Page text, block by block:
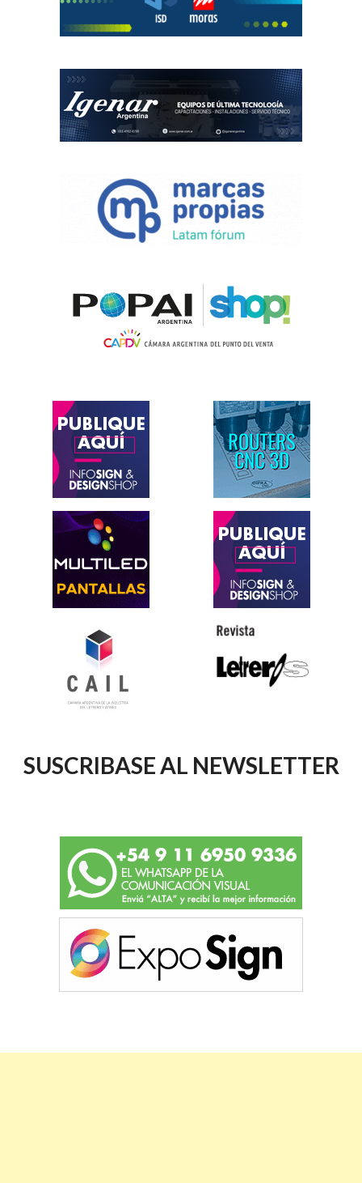
SUSCRIBASE AL NEWSLETTER